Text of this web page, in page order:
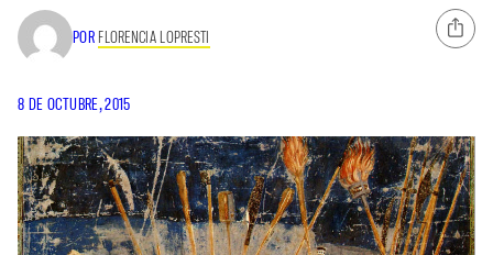
POR FLORENCIA LOPRESTI
8 DE OCTUBRE, 2015